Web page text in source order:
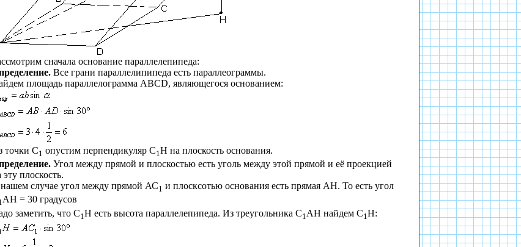
сначала основание параллелепипеда:
Все грани параллелипипеда есть параллеограммы.
площадь параллелограмма АВСD, являющегося основанием:
точки С1 опустим перпендикуляр С1Н на плоскость основания.
Угол между прямой и плоскостью есть уголь между этой прямой и её проекцией
эту плоскость.
случае угол между прямой АС1 и плосксотью основания есть прямая АН. То есть угол
АН = 30 градусов
заметить, что С1 Н есть высота параллелепипеда. Из треугольника С1 АН найдем С1 Н: